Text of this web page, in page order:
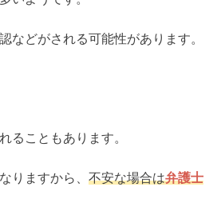
などがされる可能性があります。
ることもあります。
りますから、 不安な場合は弁護士